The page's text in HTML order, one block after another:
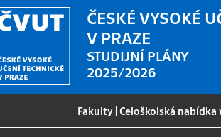
ČESKÉ VYSOKÉ
V PRAZE
STUDIJNÍ PLÁNY
2025/2026
Fakulty |Celoškolská